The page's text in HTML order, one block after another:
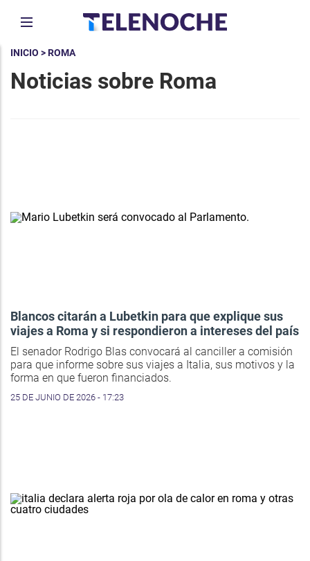
INICIO > ROMA
Noticias sobre Roma
Blancos citarán a Lubetkin para que explique sus
viajes a Roma y si respondieron a intereses del país
El senador Rodrigo Blas convocará al canciller a comisión
para que informe sobre sus viajes a Italia, sus motivos y la
forma en que fueron financiados.
25 DE JUNIO DE 2026 - 17:23